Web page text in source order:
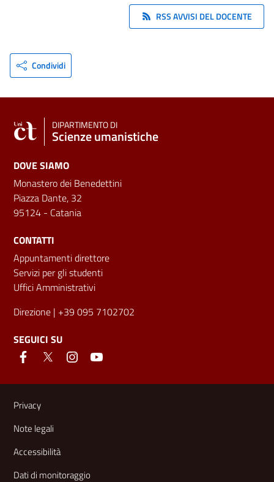
RSS AVVISI DEL DOCENTE
Condividi
DIPARTIMENTO DI
Scienze umanistiche
DOVE SIAMO
Monastero dei Benedettini
Piazza Dante, 32
95124 - Catania
CONTATTI
Appuntamenti direttore
Servizi per gli studenti
Uffici Amministrativi
Direzione | +39 095 7102702
SEGUICI SU
Link e informazioni utili
Privacy
Note legali
Accessibilità
Dati di monitoraggio